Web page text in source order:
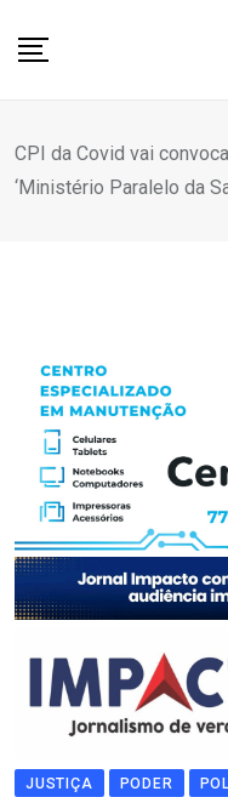
CPI da Covid vai
‘Ministério Paralelo da
JUSTIÇA PODER